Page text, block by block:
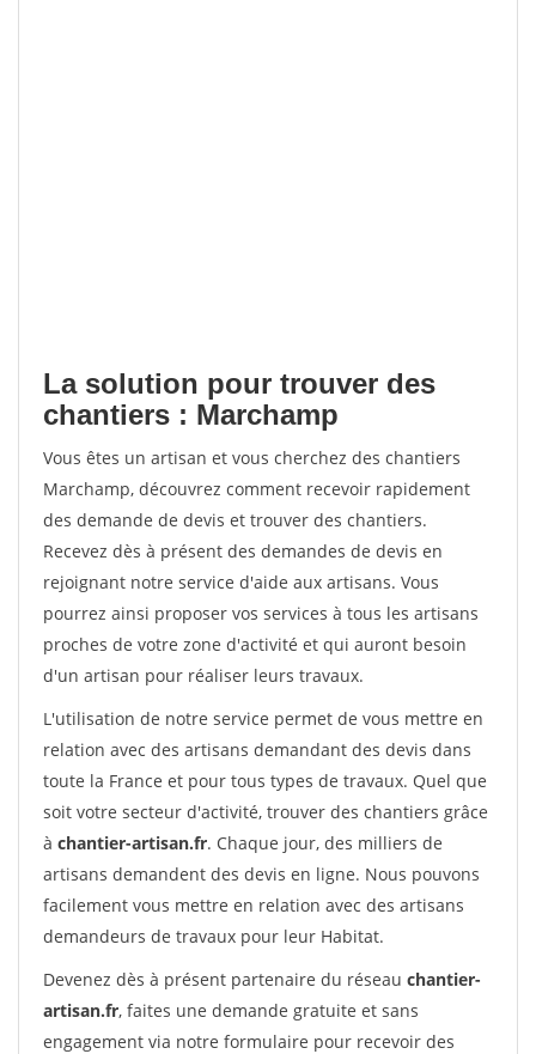
La solution pour trouver des
chantiers : Marchamp
Vous êtes un artisan et vous cherchez des chantiers
Marchamp, découvrez comment recevoir rapidement
des demande de devis et trouver des chantiers.
Recevez dès à présent des demandes de devis en
rejoignant notre service d'aide aux artisans. Vous
pourrez ainsi proposer vos services à tous les artisans
proches de votre zone d'activité et qui auront besoin
d'un artisan pour réaliser leurs travaux.
L'utilisation de notre service permet de vous mettre en
relation avec des artisans demandant des devis dans
toute la France et pour tous types de travaux. Quel que
soit votre secteur d'activité, trouver des chantiers grâce
à chantier-artisan.fr. Chaque jour, des milliers de
artisans demandent des devis en ligne. Nous pouvons
facilement vous mettre en relation avec des artisans
demandeurs de travaux pour leur Habitat.
Devenez dès à présent partenaire du réseau chantier-
artisan.fr, faites une demande gratuite et sans
engagement via notre formulaire pour recevoir des